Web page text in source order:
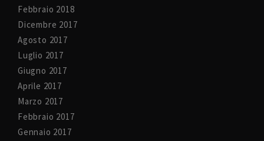
Febbraio 2018
Dicembre 2017
Agosto 2017
Luglio 2017
Giugno 2017
Aprile 2017
Marzo 2017
Febbraio 2017
Gennaio 2017